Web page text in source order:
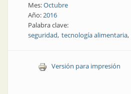
Mes:Octubre
Año:2016
Palabra clave:
seguridad tecnología alimentaria
Versión para impresión